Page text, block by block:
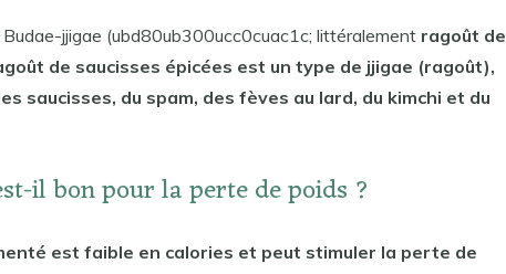
jjigae (ubd80ub300ucc0cuac1c; littéralement ragoût de
de saucisses épicées est un type de jjigae (ragoût),
saucisses, du spam, des fèves au lard, du kimchi et du
il bon pour la perte de poids ?
est faible en calories et peut stimuler la perte de